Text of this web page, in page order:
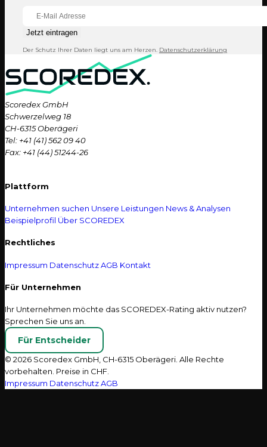
Jetzt eintragen
Der Schutz Ihrer Daten liegt uns am Herzen. Datenschutzerklärung
Scoredex GmbH
Schwerzelweg 18
CH-6315 Oberägeri
Tel: +41 (41) 562 09 40
Fax: +41 (44) 51244-26
Plattform
Unternehmen suchen Unsere Leistungen News & Analysen
Beispielprofil Über SCOREDEX
Rechtliches
Impressum DatenschutzAGB Kontakt
Für Unternehmen
Ihr Unternehmen möchte das SCOREDEX-Rating aktiv nutzen?
Sprechen Sie uns an.
Für Entscheider
© 2026 Scoredex GmbH, CH-6315 Oberägeri. Alle Rechte
vorbehalten. Preise in CHF.
Impressum DatenschutzAGB